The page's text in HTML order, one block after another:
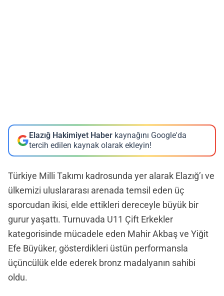
Elazığ Hakimiyet Haber kaynağını Google'da
tercih edilen kaynak olarak ekleyin!
Türkiye Milli Takımı kadrosunda yer alarak Elazığ’ı ve
ülkemizi uluslararası arenada temsil eden üç
sporcudan ikisi, elde ettikleri dereceyle büyük bir
gurur yaşattı. Turnuvada U11 Çift Erkekler
kategorisinde mücadele eden Mahir Akbaş ve Yiğit
Efe Büyüker, gösterdikleri üstün performansla
üçüncülük elde ederek bronz madalyanın sahibi
oldu.